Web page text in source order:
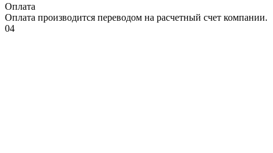
Оплата
Оплата производится переводом на расчетный счет компании.
04